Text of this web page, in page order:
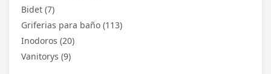
Bidet (7)
Griferias para baño (113)
Inodoros (20)
Vanitorys (9)